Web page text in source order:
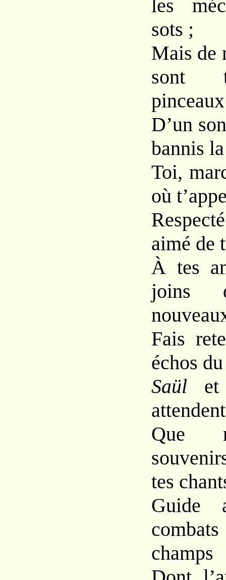
les
sots ;
Mais de
sont
D’un
bannis
Toi,
où
aimé de
À tes
joins
Fais
échos
Saül
Que
tes
Guide
champs